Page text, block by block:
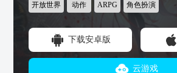
开放世界 动作 ARPG 角色扮演
下载安卓版
云游戏